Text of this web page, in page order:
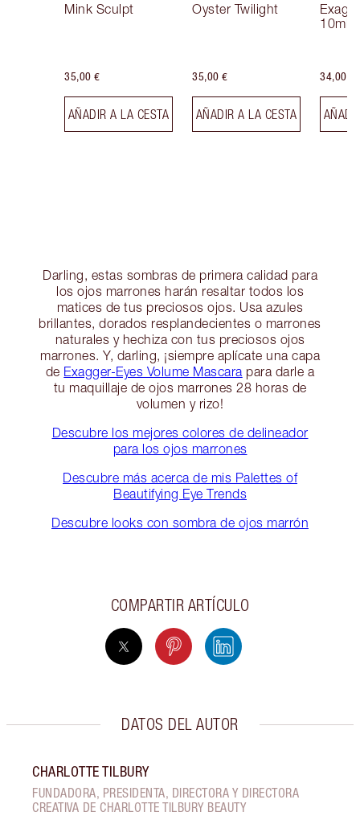
Mink Sculpt
35,00 €
AÑADIR A LA CESTA
Oyster Twilight
35,00 €
AÑADIR A LA CESTA
10ml
34,00 €
Darling, estas sombras de primera calidad para
los ojos marrones harán resaltar todos los
matices de tus preciosos ojos. Usa azules
brillantes, dorados resplandecientes o marrones
naturales y hechiza con tus preciosos ojos
marrones. Y, darling, ¡siempre aplícate una capa
de Exagger-Eyes Volume Mascara para darle a
tu maquillaje de ojos marrones 28 horas de
volumen y rizo!
Descubre los mejores colores de delineador
para los ojos marrones
Descubre más acerca de mis Palettes of
Beautifying Eye Trends
Descubre looks con sombra de ojos marrón
COMPARTIR ARTÍCULO
DATOS DEL AUTOR
CHARLOTTE TILBURY
FUNDADORA, PRESIDENTA, DIRECTORA Y DIRECTORA
CREATIVA DE CHARLOTTE TILBURY BEAUTY